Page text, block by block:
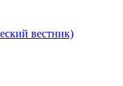
вестник)